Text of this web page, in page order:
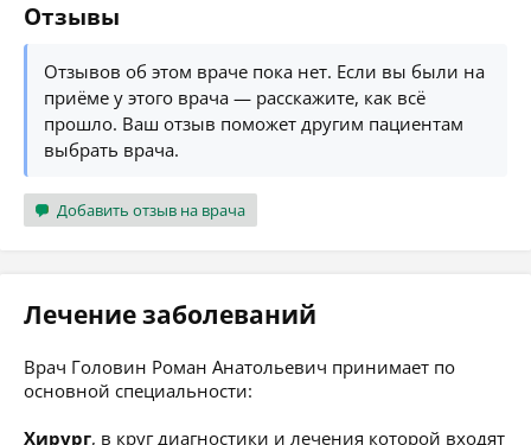
Отзывы
Отзывов об этом враче пока нет. Если вы были на
приёме у этого врача — расскажите, как всё
прошло. Ваш отзыв поможет другим пациентам
выбрать врача.
Добавить отзыв на врача
Лечение заболеваний
Врач Головин Роман Анатольевич принимает по
основной специальности:
Хирург, в круг диагностики и лечения которой входят